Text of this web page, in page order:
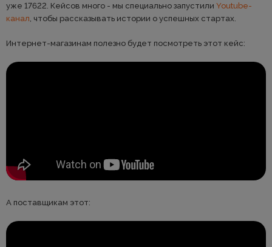
уже 17622. Кейсов много - мы специально запустили Youtube-
канал , чтобы рассказывать истории о успешных стартах.
Интернет-магазинам полезно будет посмотреть этот кейс:
А поставщикам этот: